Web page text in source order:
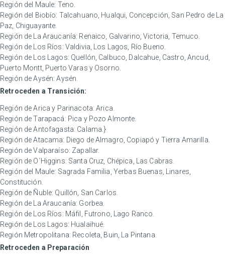
Región del Maule: Teno.
Región del Biobío: Talcahuano, Hualqui, Concepción, San Pedro de La
Paz, Chiguayante.
Región de La Araucanía: Renaico, Galvarino, Victoria, Temuco.
Región de Los Ríos: Valdivia, Los Lagos, Río Bueno.
Región de Los Lagos: Quellón, Calbuco, Dalcahue, Castro, Ancud,
Puerto Montt, Puerto Varas y Osorno.
Región de Aysén: Aysén.
Retroceden a Transición:
Región de Arica y Parinacota: Arica.
Región de Tarapacá: Pica y Pozo Almonte.
Región de Antofagasta: Calama.}
Región de Atacama: Diego de Almagro, Copiapó y Tierra Amarilla.
Región de Valparaíso: Zapallar.
Región de O´Higgins: Santa Cruz, Chépica, Las Cabras.
Región del Maule: Sagrada Familia, Yerbas Buenas, Linares,
Constitución.
Región de Ñuble: Quillón, San Carlos.
Región de La Araucanía: Gorbea.
Región de Los Ríos: Máfil, Futrono, Lago Ranco.
Región de Los Lagos: Hualaihué.
Región Metropolitana: Recoleta, Buin, La Pintana.
Retroceden a Preparación